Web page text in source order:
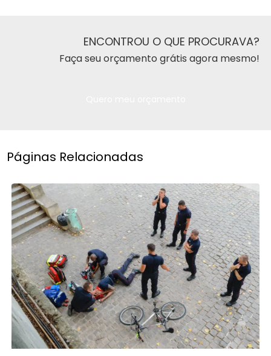
ENCONTROU O QUE PROCURAVA?
Faça seu orçamento grátis agora mesmo!
Páginas Relacionadas